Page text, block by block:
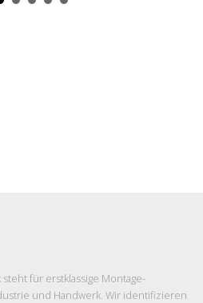
für erstklassige Montage-
und Handwerk. Wir identifizieren